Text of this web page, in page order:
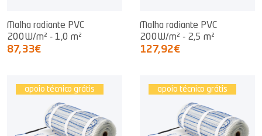
Malha radiante PVC
200W/m² - 1,0 m²
87,33€
Malha radiante PVC
200W/m² - 2,5 m²
127,92€
apoio técnico grátis apoio técnico grátis